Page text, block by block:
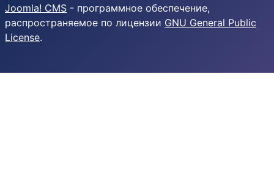
Joomla! CMS - программное обеспечение,
распространяемое по лицензии GNU General Public
License.